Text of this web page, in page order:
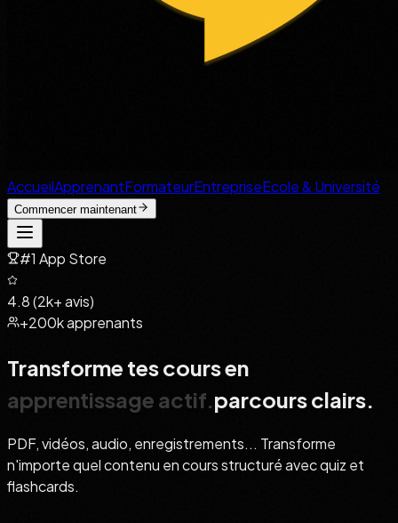
AccueilApprenantFormateurEntrepriseEcole & Université
Commencer maintenant
#1 App Store
4.8 (2k+ avis)
+200k apprenants
Transforme tes cours en
parcours clairs .parcours clairs.
PDF, vidéos, audio, enregistrements... Transforme
n'importe quel contenu en cours structuré avec quiz et
flashcards.